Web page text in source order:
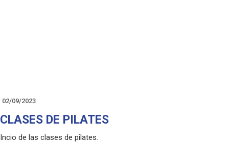
02/09/2023
CLASES DE PILATES
Incio de las clases de pilates.